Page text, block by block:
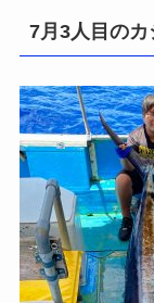
7月3人目の